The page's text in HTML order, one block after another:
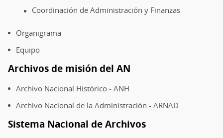
Coordinación de Administración y Finanzas
Organigrama
Equipo
Archivos de misión del AN
Archivo Nacional Histórico - ANH
Archivo Nacional de la Administración - ARNAD
Sistema Nacional de Archivos